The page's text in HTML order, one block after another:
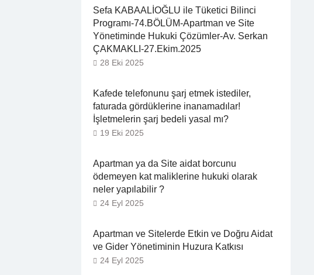
Sefa KABAALİOĞLU ile Tüketici Bilinci
Programı-74.BÖLÜM-Apartman ve Site
Yönetiminde Hukuki Çözümler-Av. Serkan
ÇAKMAKLI-27.Ekim.2025
28 Eki 2025
Kafede telefonunu şarj etmek istediler,
faturada gördüklerine inanamadılar!
İşletmelerin şarj bedeli yasal mı?
19 Eki 2025
Apartman ya da Site aidat borcunu
ödemeyen kat maliklerine hukuki olarak
neler yapılabilir ?
24 Eyl 2025
Apartman ve Sitelerde Etkin ve Doğru Aidat
ve Gider Yönetiminin Huzura Katkısı
24 Eyl 2025